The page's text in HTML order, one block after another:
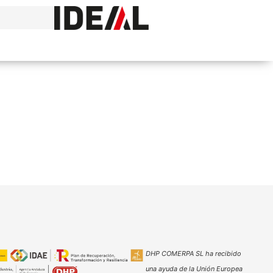
DHP COMERPA SL ha recibido
una ayuda de la Unión Europea